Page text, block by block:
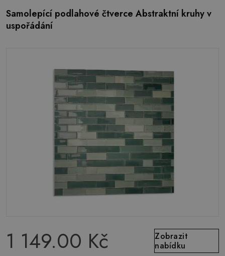
Samolepící podlahové čtverce Abstraktní kruhy v
uspořádání
1 149.00 Kč
Zobrazit
nabídku